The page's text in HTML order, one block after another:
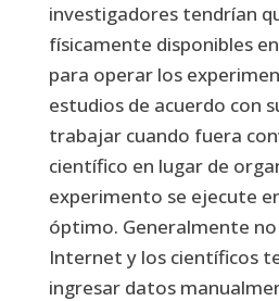
investigadores tendrían
físicamente disponibles
para operar los
estudios de acuerdo con
trabajar cuando fuera
científico en lugar de
experimento se ejecute
óptimo. Generalmente
Internet y los científicos
ingresar datos